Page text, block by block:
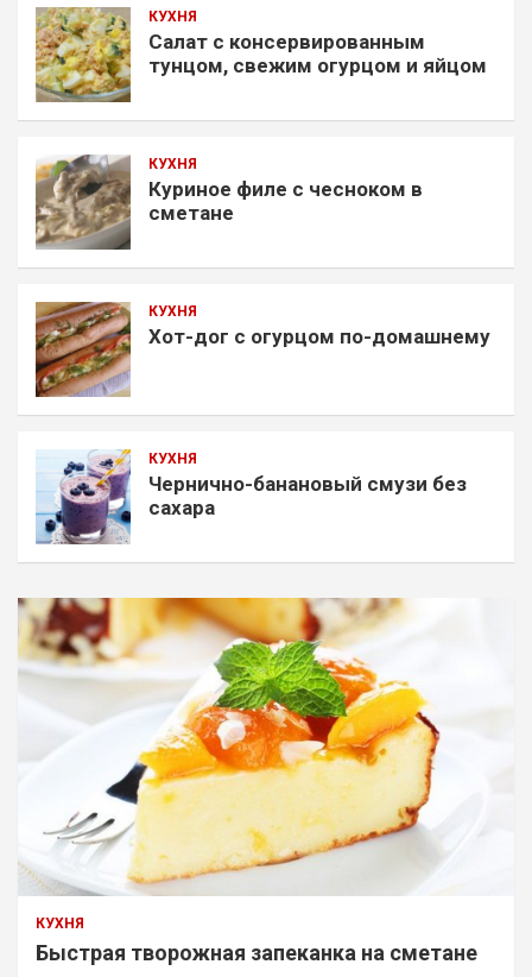
КУХНЯ
Салат с консервированным
тунцом, свежим огурцом и яйцом
КУХНЯ
Куриное филе с чесноком в
сметане
КУХНЯ
Хот-дог с огурцом по-домашнему
КУХНЯ
Чернично-банановый смузи без
сахара
КУХНЯ
Быстрая творожная запеканка на сметане